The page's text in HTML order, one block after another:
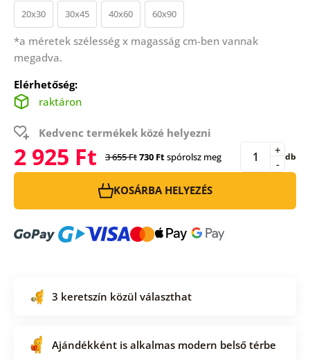
20x30 30x45 40x60 60x90
*a méretek szélesség x magasság cm-ben vannak
megadva.
Elérhetőség:
raktáron
Kedvenc termékek közé helyezni
2 925 Ft 3 655 Ft730 Ftspórolsz meg -
+ db
KOSÁRBA HELYEZÉS
3 keretszín közül választhat
Ajándékként is alkalmas modern belső térbe